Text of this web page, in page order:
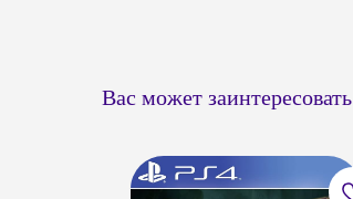
Вас может заинтересовать